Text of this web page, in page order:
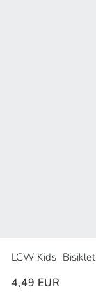
LCW Kids Bisiklet
4,49 EUR